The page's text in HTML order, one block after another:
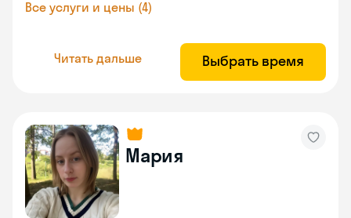
Все услуги и цены (4)
Читать дальше Выбрать время
Мария